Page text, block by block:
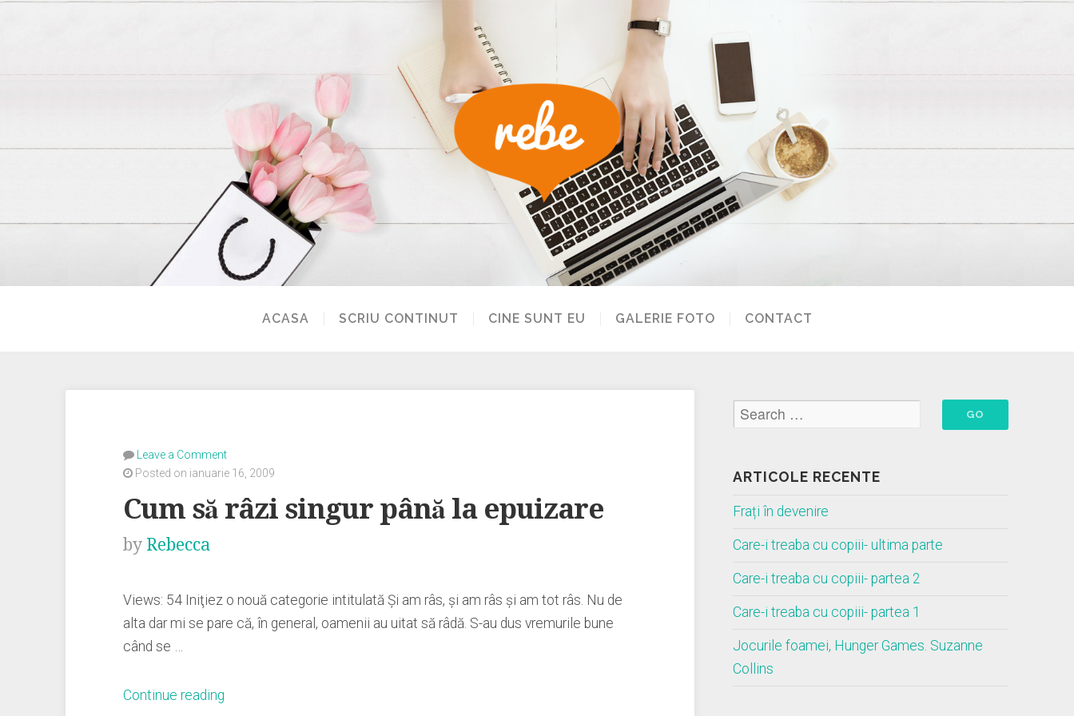
ACASA SCRIU CONTINUT CINE SUNT EU GALERIE FOTO CONTACT
Leave a Comment
Posted on ianuarie 16, 2009
Cum să râzi singur până la epuizare
by Rebecca
Views: 54 Iniţiez o nouă categorie intitulată Şi am râs, şi am râs şi am tot râs. Nu de
alta dar mi se pare că, în general, oamenii au uitat să râdă. S-au dus vremurile bune
când se …
Continue reading
ARTICOLE RECENTE
Frați în devenire
Care-i treaba cu copiii- ultima parte
Care-i treaba cu copiii- partea 2
Care-i treaba cu copiii- partea 1
Jocurile foamei, Hunger Games. Suzanne
Collins